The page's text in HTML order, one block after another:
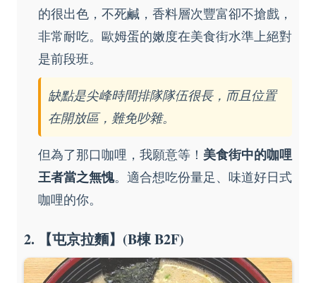
的很出色，不死鹹，香料層次豐富卻不搶戲，
非常耐吃。歐姆蛋的嫩度在美食街水準上絕對
是前段班。
缺點是尖峰時間排隊隊伍很長，而且位置
在開放區，難免吵雜。
但為了那口咖哩，我願意等！ 美食街中的咖哩
王者當之無愧。適合想吃份量足、味道好日式
咖哩的你。
2. 【屯京拉麵】(B棟 B2F)